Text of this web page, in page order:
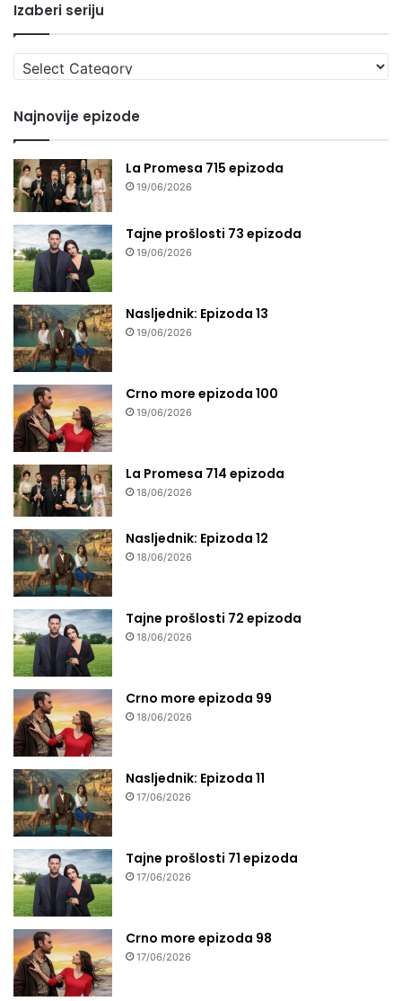
Izaberi seriju
Izaberi
seriju
Najnovije epizode
La Promesa 715 epizoda
19/06/2026
Tajne prošlosti 73 epizoda
19/06/2026
Nasljednik: Epizoda 13
19/06/2026
Crno more epizoda 100
19/06/2026
La Promesa 714 epizoda
18/06/2026
Nasljednik: Epizoda 12
18/06/2026
Tajne prošlosti 72 epizoda
18/06/2026
Crno more epizoda 99
18/06/2026
Nasljednik: Epizoda 11
17/06/2026
Tajne prošlosti 71 epizoda
17/06/2026
Crno more epizoda 98
17/06/2026